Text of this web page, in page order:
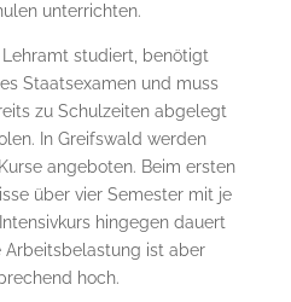
un­terrichten.
studiert, benötigt
Staatsexamen und muss
zu Schulzeiten abgelegt
In Greifs­wald werden
angeboten. Beim ersten
über vier Semester mit je
hin­gegen dauert
Arbeitsbelastung ist aber
hoch.